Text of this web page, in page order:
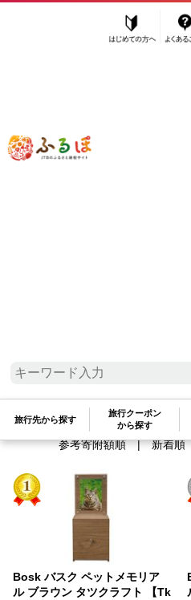
ふるぽ JTBのふるさ
旅行先から探す
旅行クーポン
から探す
「ふるさと納税」TOP
検索結果一覧 1～8件 /
参考寄附額順|新着順
Bosk バスク ペットメモリア
ル ブラウン タツクラフト 【Tk